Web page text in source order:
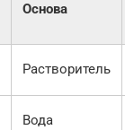
Основа
Растворитель
Вода